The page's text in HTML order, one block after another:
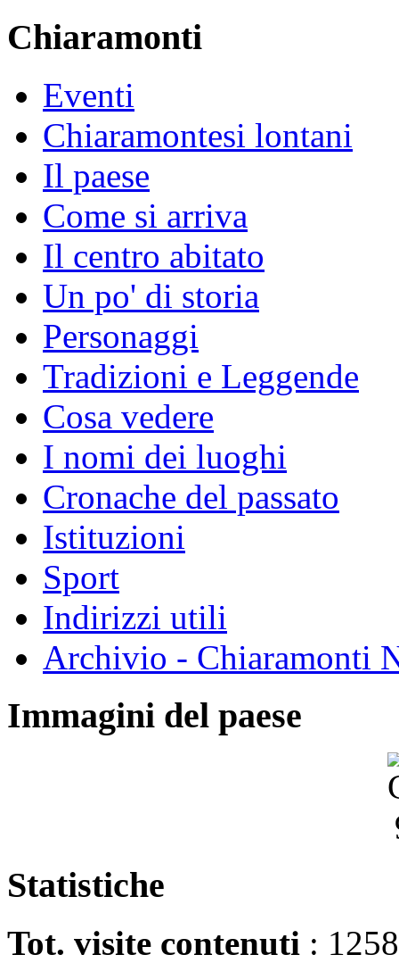
Chiaramonti
Eventi
Chiaramontesi lontani
Il paese
Come si arriva
Il centro abitato
Un po' di storia
Personaggi
Tradizioni e Leggende
Cosa vedere
I nomi dei luoghi
Cronache del passato
Istituzioni
Sport
Indirizzi utili
Archivio - Chiaramonti
Immagini del paese
Statistiche
Tot. visite contenuti :